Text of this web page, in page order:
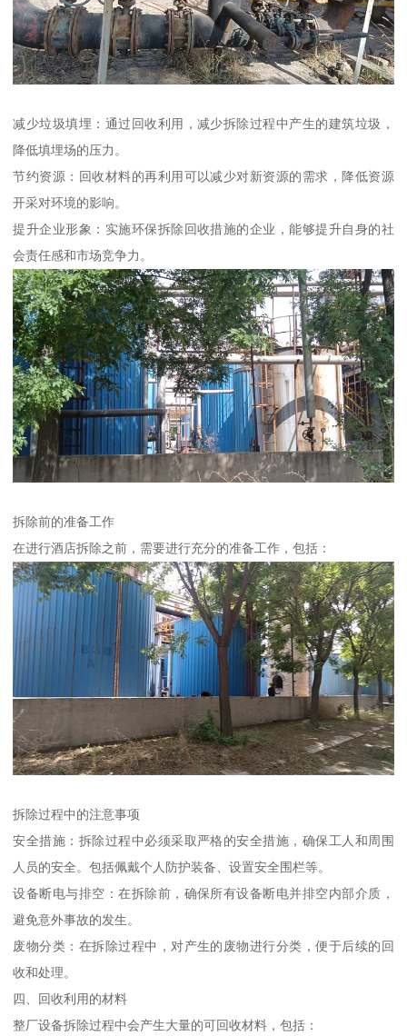
减少垃圾填埋：通过回收利用，减少拆除过程中产生的建筑垃圾，
降低填埋场的压力。
节约资源：回收材料的再利用可以减少对新资源的需求，降低资源
开采对环境的影响。
提升企业形象：实施环保拆除回收措施的企业，能够提升自身的社
会责任感和市场竞争力。
拆除前的准备工作
在进行酒店拆除之前，需要进行充分的准备工作，包括：
拆除过程中的注意事项
安全措施：拆除过程中必须采取严格的安全措施，确保工人和周围
人员的安全。包括佩戴个人防护装备、设置安全围栏等。
设备断电与排空：在拆除前，确保所有设备断电并排空内部介质，
避免意外事故的发生。
废物分类：在拆除过程中，对产生的废物进行分类，便于后续的回
收和处理。
四、回收利用的材料
整厂设备拆除过程中会产生大量的可回收材料，包括：